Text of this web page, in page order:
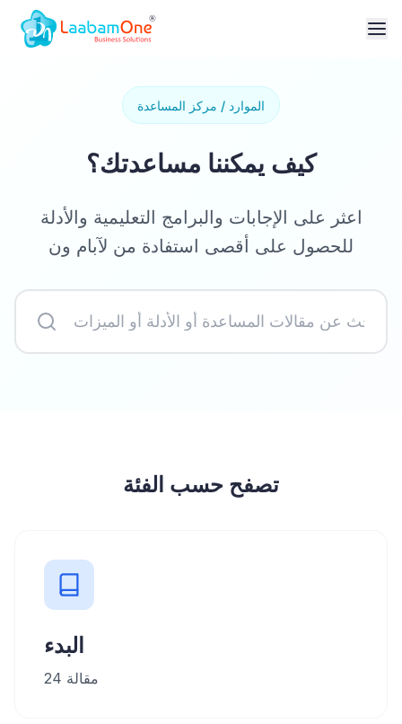
الموارد / مركز المساعدة
كيف يمكننا مساعدتك؟
اعثر على الإجابات والبرامج التعليمية والأدلة
للحصول على أقصى استفادة من لآبام ون
تصفح حسب الفئة
البدء
24 مقالة